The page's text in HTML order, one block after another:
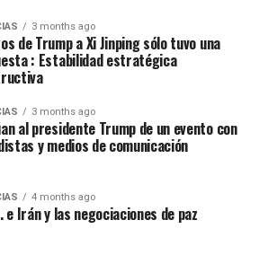
pm del 13 de noviembre de 1985 el
expulsando tefra dacitica a
en la atmósfera, La erupción
3 months ago
de Trump a Xi Jinping sólo tuvo una
: Estabilidad estratégica
3 months ago
al presidente Trump de un evento con
y medios de comunicación
4 months ago
e Irán y las negociaciones de paz